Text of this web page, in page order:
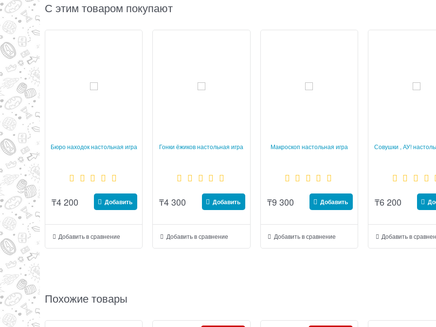
С этим товаром покупают
Бюро находок настольная игра
₸4 200 Добавить
Добавить в сравнение
Гонки ёжиков настольная игра
₸4 300 Добавить
Добавить в сравнение
Макроскоп настольная игра
₸9 300 Добавить
Добавить в сравнение
Совушки , АУ!
₸6 200
Добавить в
Похожие товары